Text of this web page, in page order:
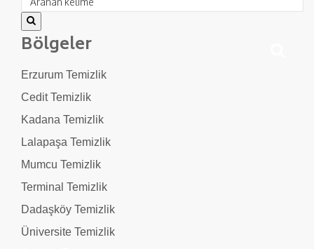
Bölgeler
Erzurum Temizlik
Cedit Temizlik
Kadana Temizlik
Lalapaşa Temizlik
Mumcu Temizlik
Terminal Temizlik
Dadaşköy Temizlik
Üniversite Temizlik